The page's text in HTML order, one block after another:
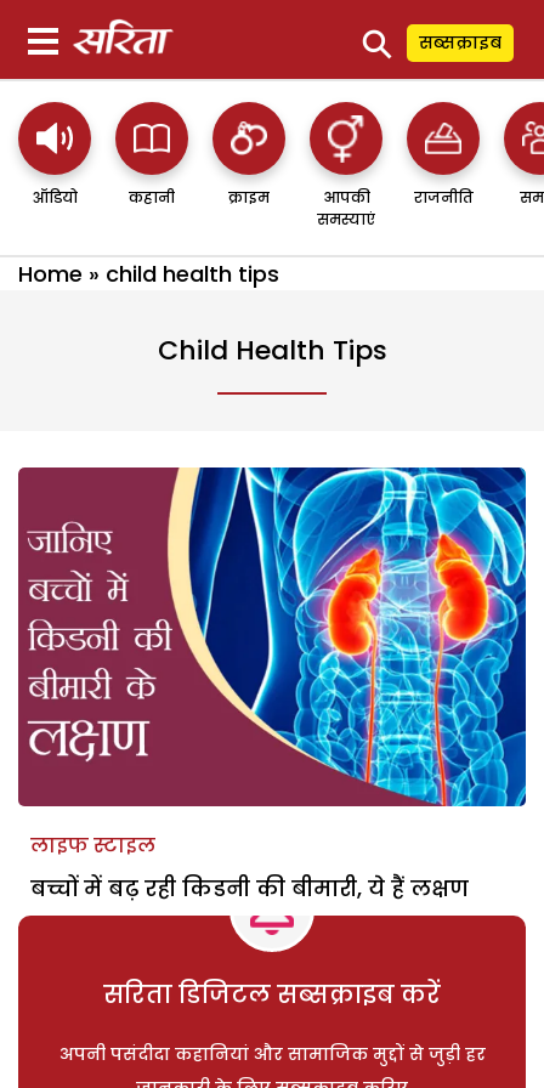
⚲ सब्सक्राइब
ऑडियो कहानी क्राइम
आपकी
समस्याएं
राजनीति
Home » child health tips
Child Health Tips
लाइफ स्टाइल
बच्चों में बढ़ रही किडनी की बीमारी, ये हैं लक्षण
सरिता डिजिटल सब्सक्राइब करें
अपनी पसंदीदा कहानियां और सामाजिक मुद्दों से जुड़ी हर